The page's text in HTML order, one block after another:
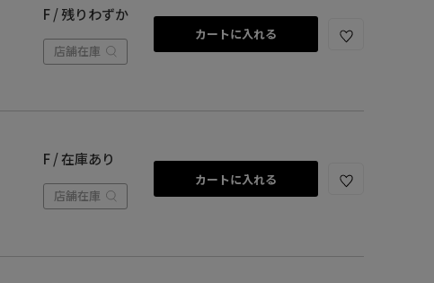
F / 残りわずか
店舗在庫
カートに入れる
F / 在庫あり
店舗在庫
カートに入れる